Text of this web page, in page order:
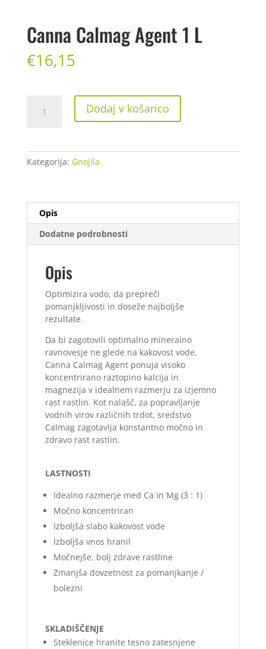
Canna Calmag Agent 1 L
€16,15
Calmag
L
količina
Dodaj v košarico
Kategorija: Gnojila
Opis
Dodatne podrobnosti
Opis
Optimizira vodo, da prepreči
pomanjkljivosti in doseže najboljše
rezultate.
Da bi zagotovili optimalno mineralno
ravnovesje ne glede na kakovost vode,
Canna Calmag Agent ponuja visoko
koncentrirano raztopino kalcija in
magnezija v idealnem razmerju za izjemno
rast rastlin. Kot nalašč, za popravljanje
vodnih virov različnih trdot, sredstvo
Calmag zagotavlja konstantno močno in
zdravo rast rastlin.
LASTNOSTI
Idealno razmerje med Ca in Mg (3 : 1)
Močno koncentriran
Izboljša slabo kakovost vode
Izboljša vnos hranil
Močnejše, bolj zdrave rastline
Zmanjša dovzetnost za pomanjkanje /
bolezni
SKLADIŠČENJE
Steklenice hranite tesno zatesnjene